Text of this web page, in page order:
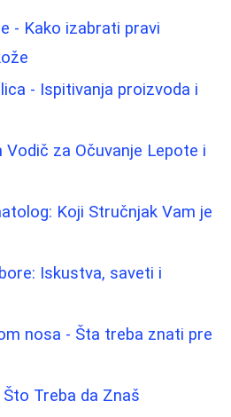
- Kako izabrati pravi
- Ispitivanja proizvoda i
Vodič za Očuvanje Lepote i
Koji Stručnjak Vam je
Iskustva, saveti i
nosa - Šta treba znati pre
Treba da Znaš